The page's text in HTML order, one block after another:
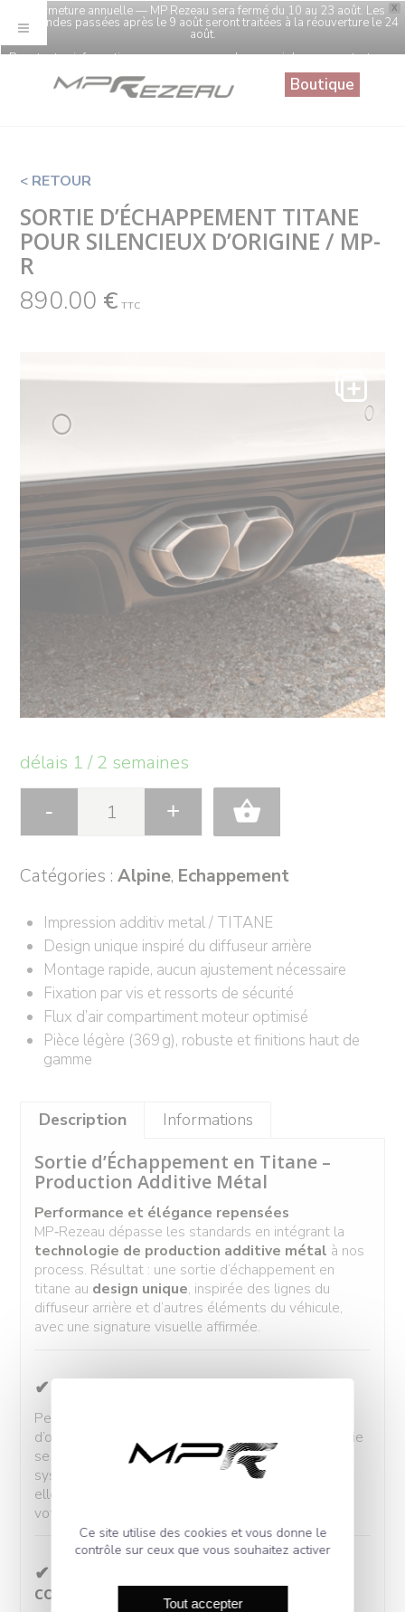
X
🔒 Fermeture annuelle — MP Rezeau sera fermé du 10 au 23 août. Les
commandes passées après le 9 août seront traitées à la réouverture le 24
août.
Pour toutes informations sur vos commandes, merci de nous contacter au
Boutique
< RETOUR
SORTIE D’ÉCHAPPEMENT TITANE
POUR SILENCIEUX D’ORIGINE / MP-
R
890.00 € TTC
délais 1 / 2 semaines
Catégories :Alpine, Echappement
Impression additiv metal / TITANE
Design unique inspiré du diffuseur arrière
Montage rapide, aucun ajustement nécessaire
Fixation par vis et ressorts de sécurité
Flux d’air compartiment moteur optimisé
Pièce légère (369 g), robuste et finitions haut de
gamme
Description Informations
Sortie d’Échappement en Titane –
Production Additive Métal
Performance et élégance repensées
MP‑Rezeau dépasse les standards en intégrant la
technologie de production additive métal à nos
process. Résultat : une sortie d’échappement en
titane au design unique, inspirée des lignes du
diffuseur arrière et d’autres éléments du véhicule,
avec une signature visuelle affirmée.
✔ Compatibilité parfaite
Pensée pour s’adapter aisément aux silencieux
d’origine — avec ou sans option sport — cette sortie
se monte
sans aucune modification. Grâce à un
système de fixation par vis et ressorts de sécurité,
elle sublime à la fois l’esthétique et la sonorité de
votre véhicule.
✔ Amélioration du flux d’air
compartiment moteur
Panneau de gestion des cookies
Ce site utilise des cookies et vous donne le
contrôle sur ceux que vous souhaitez activer
Tout accepter